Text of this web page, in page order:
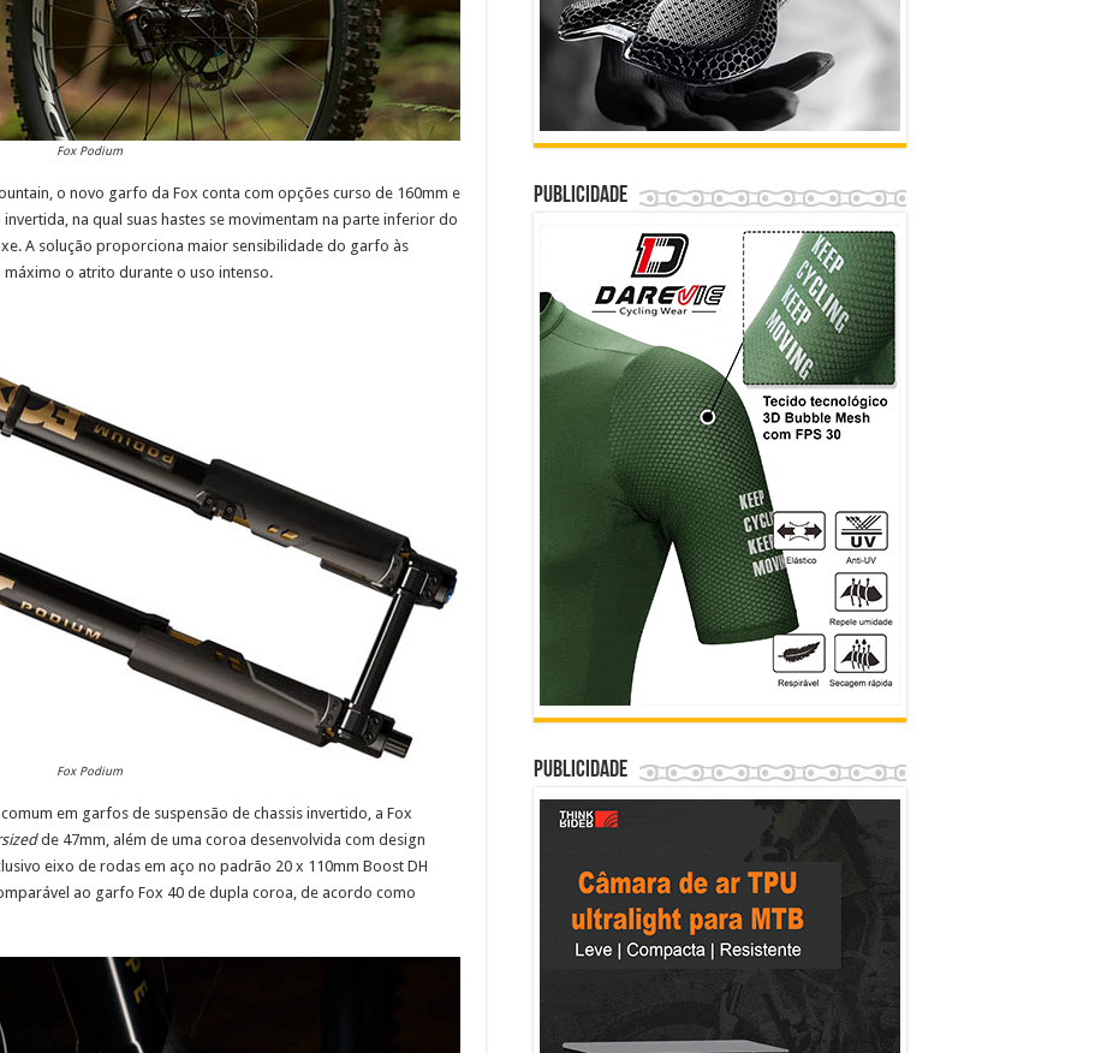
Fox Podium
o novo garfo da Fox conta com opções curso de 160mm e
na qual suas hastes se movimentam na parte inferior do
A solução proporciona maior sensibilidade do garfo às
o atrito durante o uso intenso.
Fox Podium
em garfos de suspensão de chassis invertido, a Fox
de 47mm, além de uma coroa desenvolvida com design
eixo de rodas em aço no padrão 20 x 110mm Boost DH
ao garfo Fox 40 de dupla coroa, de acordo como
Publicidade
Publicidade